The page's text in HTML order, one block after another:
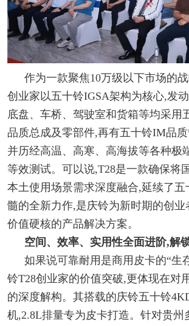
作为一款聚焦10万级以下市场的
创业家以五十铃IGSA架构为核心,发动
底盘、车桥、驾驶室和货箱等均采用
品质总成及零部件,再有五十铃IM品
并历经高温、高寒、高海拔等各种极
等效测试。可以说,T28是一款确保将
本土使用场景需求深度融合,延续了
髓的全新力作,是庆铃为新时期的创
价值硬核的产品解决方案。
空间、效率、实用性全面进阶,解
如果说可靠耐用是商用皮卡的“生
铃T28创业家的价值突破,更体现在对
的深度解构。其搭载的庆铃五十铃
机,2.8L排量专为皮卡打造。针对贵州